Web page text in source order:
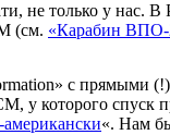
не только у нас. В
(см. «Карабин ВПО-
с прямыми
у которого спуск
«. Нам